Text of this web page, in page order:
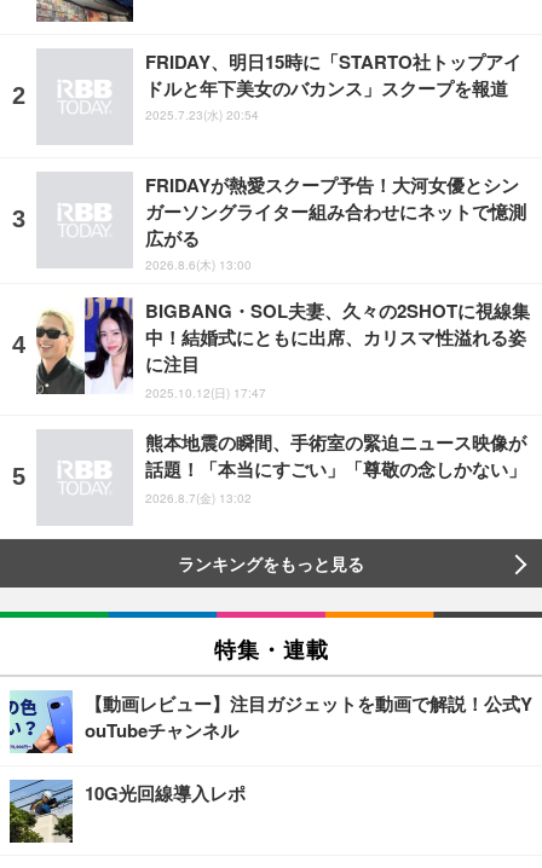
FRIDAY、明日15時に「STARTO社トップアイ
ドルと年下美女のバカンス」スクープを報道
2025.7.23(水) 20:54
FRIDAYが熱愛スクープ予告！大河女優とシン
ガーソングライター組み合わせにネットで憶測
広がる
2026.8.6(木) 13:00
BIGBANG・SOL夫妻、久々の2SHOTに視線集
中！結婚式にともに出席、カリスマ性溢れる姿
に注目
2025.10.12(日) 17:47
熊本地震の瞬間、手術室の緊迫ニュース映像が
話題！「本当にすごい」「尊敬の念しかない」
2026.8.7(金) 13:02
ランキングをもっと見る
特集・連載
【動画レビュー】注目ガジェットを動画で解説！公式Y
ouTubeチャンネル
10G光回線導入レポ